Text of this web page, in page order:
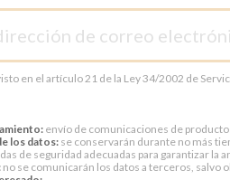
en el artículo 21 de la Ley 34/2002 de
envío de comunicaciones de
los datos: se conservarán durante no más
de seguridad adecuadas para garantizar
no se comunicarán los datos a terceros, salvo